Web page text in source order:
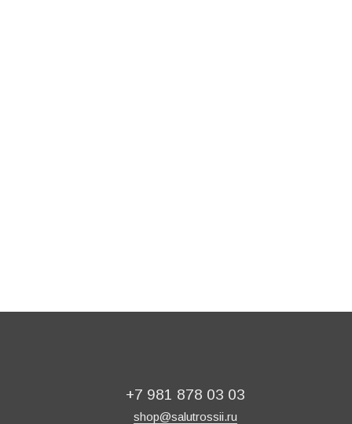
+7 981 878 03 03
shop@salutrossii.ru